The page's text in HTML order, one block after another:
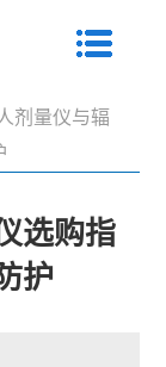
剂量仪与辐
选购指
护